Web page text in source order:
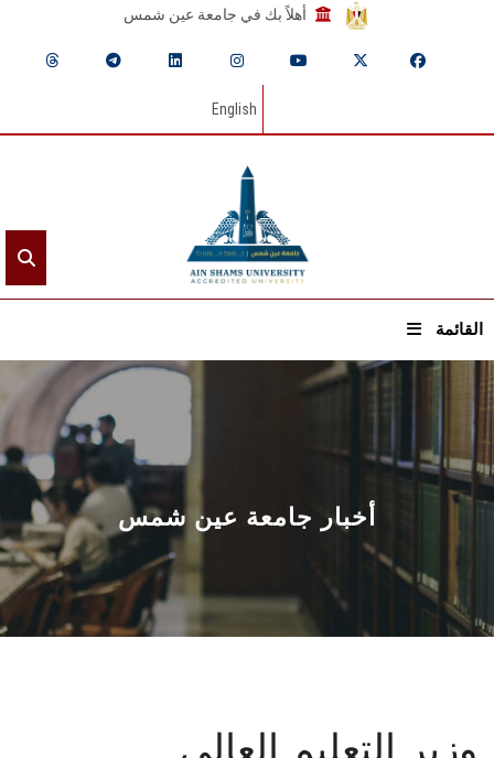
أهلاً بك في جامعة عين شمس
English
القائمة
الرئيسيـة
عن الجامعة
القطاعـات
الشئون الأكاديمية
البحث العلمي
أخبار جامعة عين شمس
وزير التعليم العالي